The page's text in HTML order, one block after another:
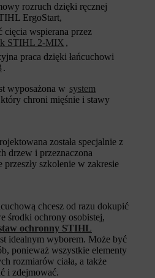
rozruch dzięki ręcznej
ErgoStart,
wspierana przez
STIHL 2-MIX ,
praca dzięki łańcuchowi
.
wyposażona w system
chroni mięśnie i stawy
została specjalnie z
drzew i przeznaczona
przeszły szkolenie w zakresie
chcesz od razu dokupić
środki ochrony osobistej,
ochronny STIHL
idealnym wyborem. Może być
ponieważ wszystkie elementy
rozmiarów ciała, a także
i zdejmować.